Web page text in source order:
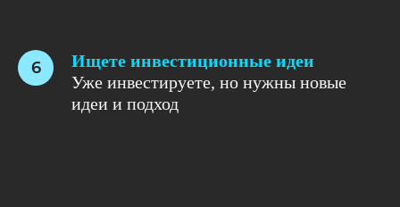
Ищете инвестиционные идеи
Уже инвестируете, но нужны новые
идеи и подход